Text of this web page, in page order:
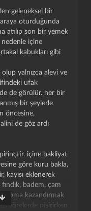
geleneksel bir
oturduğunda
atılıp son bir yemek
nedenle içine
kabukları gibi
yalnızca alevi ve
ufak
de görülür. her bir
bir şeylerle
öncesine,
de göz ardı
içine bakliyat
göre kuru bakla,
kayısı eklenerek
badem, çam
aroma kazandırmak
yörelerde pişirirken